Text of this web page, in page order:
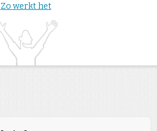
Zo werkt het